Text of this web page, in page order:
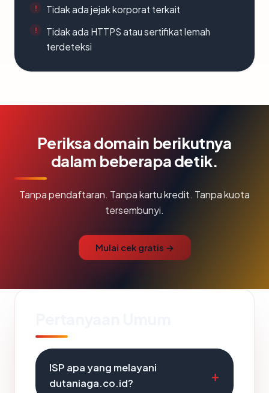
Tidak ada jejak korporat terkait
Tidak ada HTTPS atau sertifikat lemah
terdeteksi
Periksa domain berikutnya
dalam beberapa detik.
Tanpa pendaftaran. Tanpa kartu kredit. Tanpa kuota
tersembunyi.
Mulai cek gratis →
ISP apa yang melayani
dutaniaga.co.id?